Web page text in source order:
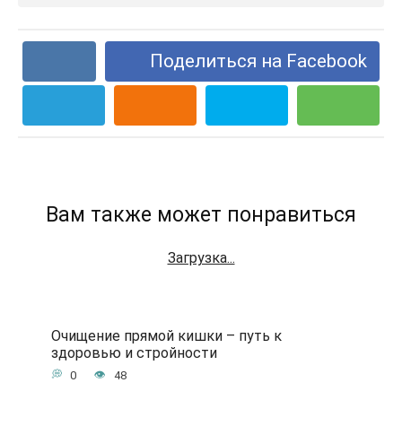
Поделиться на Facebook
Вам также может понравиться
Загрузка...
Очищение прямой кишки – путь к
здоровью и стройности
0 48